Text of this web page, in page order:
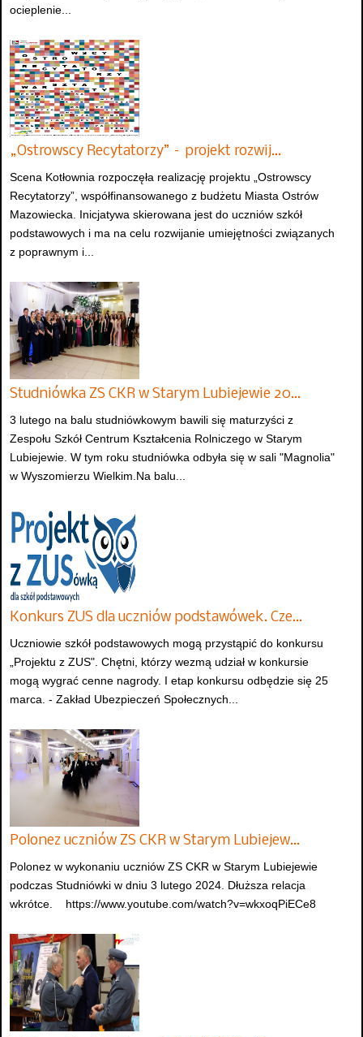
ocieplenie...
„Ostrowscy Recytatorzy” – projekt rozwij…
Scena Kotłownia rozpoczęła realizację projektu „Ostrowscy
Recytatorzy”, współfinansowanego z budżetu Miasta Ostrów
Mazowiecka. Inicjatywa skierowana jest do uczniów szkół
podstawowych i ma na celu rozwijanie umiejętności związanych
z poprawnym i...
Studniówka ZS CKR w Starym Lubiejewie 20…
3 lutego na balu studniówkowym bawili się maturzyści z
Zespołu Szkół Centrum Kształcenia Rolniczego w Starym
Lubiejewie. W tym roku studniówka odbyła się w sali "Magnolia"
w Wyszomierzu Wielkim.Na balu...
Konkurs ZUS dla uczniów podstawówek. Cze…
Uczniowie szkół podstawowych mogą przystąpić do konkursu
„Projektu z ZUS". Chętni, którzy wezmą udział w konkursie
mogą wygrać cenne nagrody. I etap konkursu odbędzie się 25
marca. - Zakład Ubezpieczeń Społecznych...
Polonez uczniów ZS CKR w Starym Lubiejew…
Polonez w wykonaniu uczniów ZS CKR w Starym Lubiejewie
podczas Studniówki w dniu 3 lutego 2024. Dłuższa relacja
wkrótce. https://www.youtube.com/watch?v=wkxoqPiECe8